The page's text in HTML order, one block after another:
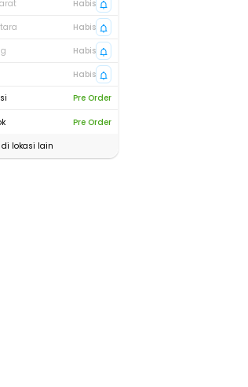
Habis
Habis
Habis
Habis
Pre Order
Pre Order
lokasi lain